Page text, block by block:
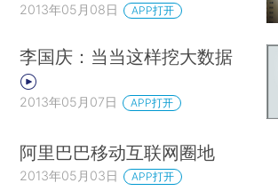
2013年05月08日 APP打开
李国庆：当当这样挖大数据
2013年05月07日 APP打开
阿里巴巴移动互联网圈地
2013年05月03日 APP打开